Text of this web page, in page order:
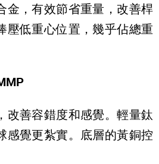
金，有效節省重量，改善桿
壓低重心位置，幾乎佔總重
改善容錯度和感覺。輕量鈦
感覺更紮實。底層的黃銅控